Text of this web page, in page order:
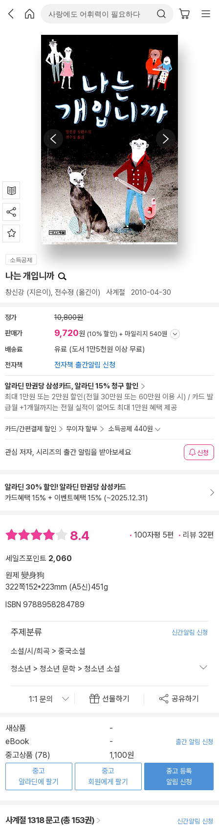
소득공제
나는 개입니까
창신강 (지은이), 전수정 (옮긴이) 사계절 2010-04-30
정가 10,800원
판매가 9,720원 (10% 할인) + 마일리지 540원
배송료 유료 (도서 1만5천원 이상 무료)
전자책 전자책 출간알림 신청
알라딘 만권당 삼성카드, 알라딘 15% 청구 할인
최대 1만원 또는 2만원 할인(전월 30만원 또는 60만원 이용 시) / 카드 발
급월 +1개월까지는 전월 실적이 없어도 최대 1만원 혜택 제공
카드/간편결제 할인 무이자 할부 소득공제 440원
관심 저자, 시리즈의 출간 알림을 받아보세요 신청
알라딘 30% 할인! 알라딘 만권당 삼성카드
카드혜택 15% + 이벤트혜택 15% (~2025.12.31)
8.4 100자평 5편 리뷰 32편
세일즈포인트 2,060
원제 變身狗
322쪽152*223mm (A5신)451g
ISBN 9788958284789
주제분류 신간알림 신청
소설/시/희곡 > 중국소설
청소년 > 청소년 문학 > 청소년 소설
선물하기 공유하기
새상품
-
eBook
- 출간 알림 신청
중고상품 (78) 1,100원
중고
알라딘에 팔기
중고
회원에게 팔기
중고 등록
알림 신청
사계절 1318 문고 (총 153권) 신간알림 신청